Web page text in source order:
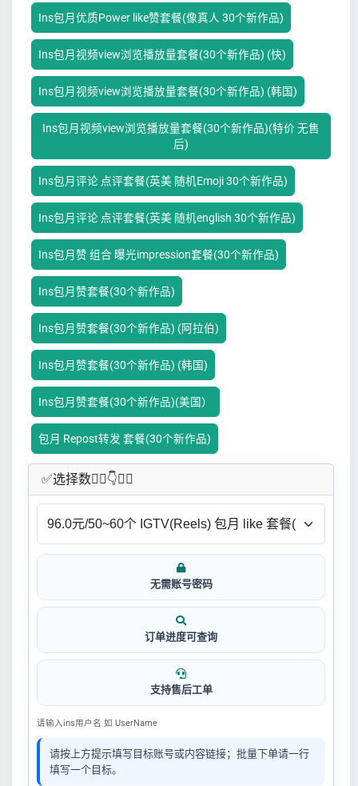
Ins包月优质Power like赞套餐(像真人 30个新作品)
Ins包月视频view浏览播放量套餐(30个新作品) (快)
Ins包月视频view浏览播放量套餐(30个新作品) (韩国)
Ins包月视频view浏览播放量套餐(30个新作品)(特价 无售
后)
Ins包月评论 点评套餐(英美 随机Emoji 30个新作品)
Ins包月评论 点评套餐(英美 随机english 30个新作品)
Ins包月赞 组合 曝光impression套餐(30个新作品)
Ins包月赞套餐(30个新作品)
Ins包月赞套餐(30个新作品) (阿拉伯)
Ins包月赞套餐(30个新作品) (韩国)
Ins包月赞套餐(30个新作品)(美国）
包月 Repost转发 套餐(30个新作品)
✅​选择数👇🏻​​👇👇🏻​​
无需账号密码
订单进度可查询
支持售后工单
请输入ins用户名 如 UserName
请按上方提示填写目标账号或内容链接；批量下单请一行
填写一个目标。